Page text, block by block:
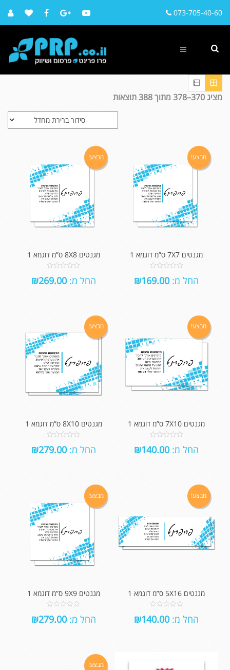
073-705-40-60
מציג 370–378 מתוך 388 תוצאות
מבצע!
מגנטים 7X7 ס”מ דוגמא 1
out
החל מ: ₪169.00
מבצע!
מגנטים 8X8 ס”מ דוגמא 1
out
החל מ: ₪269.00
מבצע!
מגנטים 7X10 ס”מ דוגמא 1
out
החל מ: ₪140.00
מבצע!
מגנטים 8X10 ס”מ דוגמא 1
out
החל מ: ₪279.00
מבצע!
מגנטים 5X16 ס”מ דוגמא 1
out
החל מ: ₪140.00
מבצע!
מגנטים 9X9 ס”מ דוגמא 1
out
החל מ: ₪279.00
מבצע!